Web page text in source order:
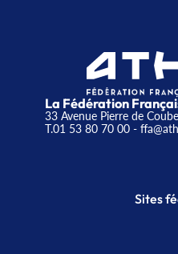
La Fédération
33 Avenue Pierre de
T.01 53 80 70 00-
Sites